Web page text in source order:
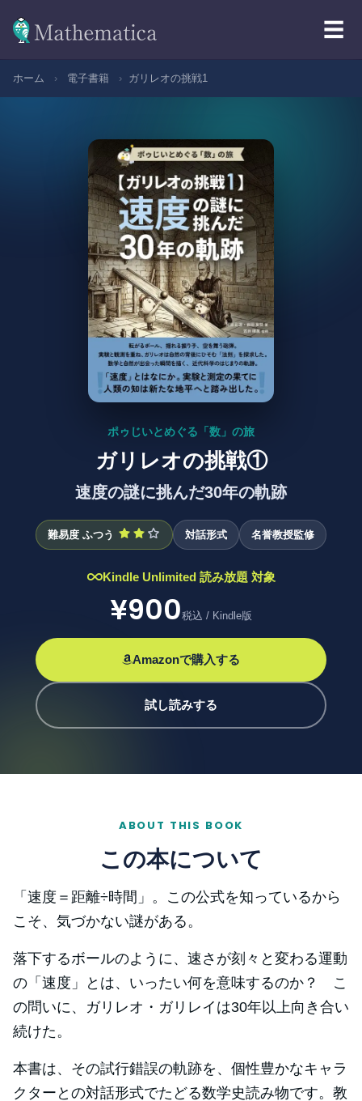
☰
ホーム › 電子書籍 › ガリレオの挑戦1
ポゥじいとめぐる「数」の旅
ガリレオの挑戦①
速度の謎に挑んだ30年の軌跡
難易度 ふつう 対話形式 名誉教授監修
Kindle Unlimited 読み放題 対象
¥900税込 / Kindle版
Amazonで購入する
試し読みする
ABOUT THIS BOOK
この本について
「速度＝距離÷時間」。この公式を知っているから
こそ、気づかない謎がある。
落下するボールのように、速さが刻々と変わる運動
の「速度」とは、いったい何を意味するのか？ こ
の問いに、ガリレオ・ガリレイは30年以上向き合い
続けた。
本書は、その試行錯誤の軌跡を、個性豊かなキャラ
クターとの対話形式でたどる数学史読み物です。教